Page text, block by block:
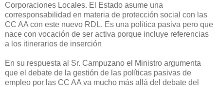
Corporaciones Locales. El Estado asume una
corresponsabilidad en materia de protección social con las
CC AA con este nuevo RDL. Es una política pasiva pero que
nace con vocación de ser activa porque incluye referencias
a los itinerarios de inserción
En su respuesta al Sr. Campuzano el Ministro argumenta
que el debate de la gestión de las políticas pasivas de
empleo por las CC AA va mucho más allá del debate del